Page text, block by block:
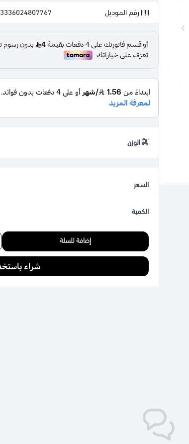
رقم الموديل 3336024807767
الوزن
السعر
الكمية
إضافة للسلة